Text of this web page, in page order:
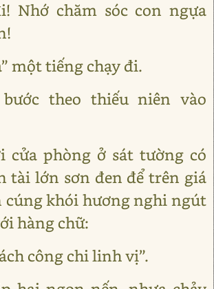
Nhớ chăm sóc con ngựa
một tiếng chạy đi.
bước theo thiếu niên vào
cửa phòng ở sát tường có
tài lớn sơn đen để trên giá
cúng khói hương nghi ngút
hàng chữ:
công chi linh vị”.